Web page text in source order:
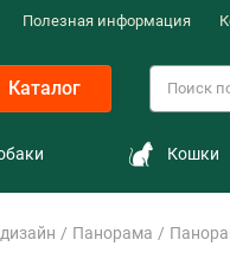
Полезная информация
Каталог
Кошки
Панорама